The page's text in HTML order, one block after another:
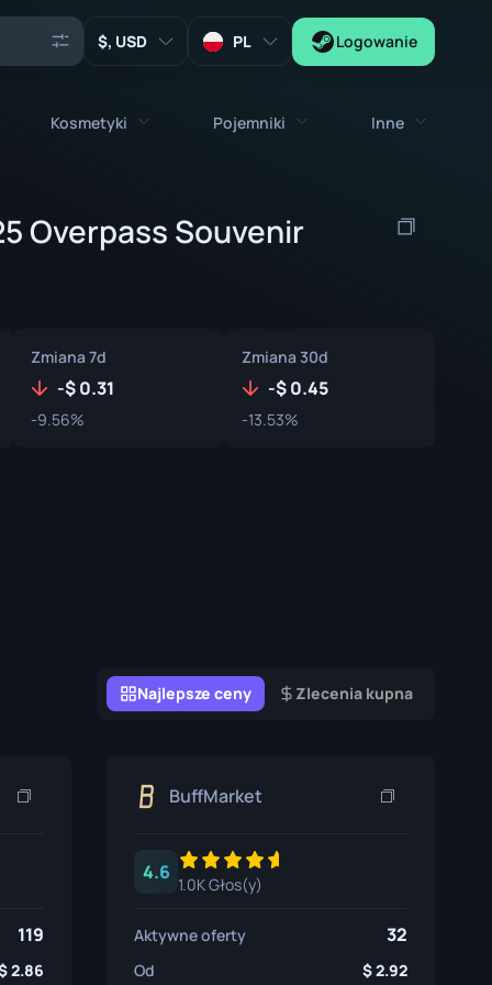
, USD PL Logowanie
Kosmetyki
Naklejki
Zestawy Muzyczne
Pojemniki
Skrzynka
Kapsuła Łatek
Kapsuła Naklejek
Inne
Klucze
Zeus x27
Overpass Souvenir
Zmiana 7d
- 0.31
-9.56%
Zmiana 30d
- 0.45
-13.53%
Najlepsze ceny Zlecenia kupna
119
2.86
BuffMarket
4.6
1.0K Głos(y)
Aktywne oferty 32
Od 2.92